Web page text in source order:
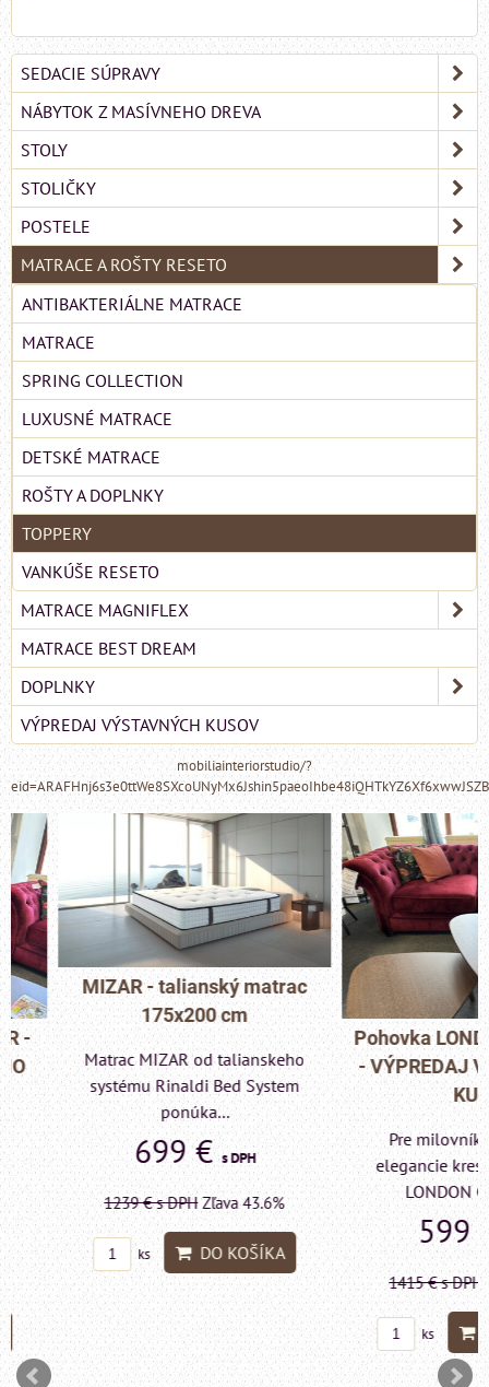
SEDACIE SÚPRAVY
NÁBYTOK Z MASÍVNEHO DREVA
STOLY
STOLIČKY
POSTELE
MATRACE A ROŠTY RESETO
ANTIBAKTERIÁLNE MATRACE
MATRACE
SPRING COLLECTION
LUXUSNÉ MATRACE
DETSKÉ MATRACE
ROŠTY A DOPLNKY
TOPPERY
VANKÚŠE RESETO
MATRACE MAGNIFLEX
MATRACE BEST DREAM
DOPLNKY
VÝPREDAJ VÝSTAVNÝCH KUSOV
mobiliainteriorstudio/?
MIZAR - talianský matrac
175x200 cm
Matrac MIZAR od talianskeho
systému Rinaldi Bed System
ponúka...
699 €s DPH
1239 €s DPH Zľava 43.6%
ks DO KOŠÍKA
Pohovka LONDON
- VÝPREDAJ
KUSU
Pre milovníkov
elegancie kreslo a
LONDON
599 €s
1415 €s DPH Zľava
ks DO